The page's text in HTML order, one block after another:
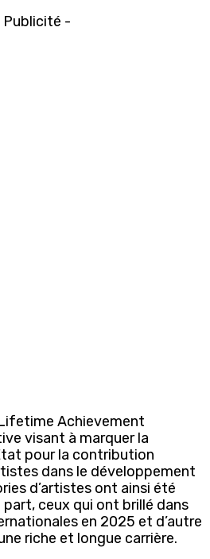
Publicité -
Achievement
visant à marquer la
pour la contribution
dans le développement
d’artistes ont ainsi été
part, ceux qui ont brillé dans
en 2025 et d’autre
riche et longue carrière.